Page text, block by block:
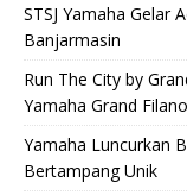
STSJ Yamaha Gelar
Banjarmasin
Run The City by
Yamaha Grand Filano
Yamaha Luncurkan
Bertampang Unik